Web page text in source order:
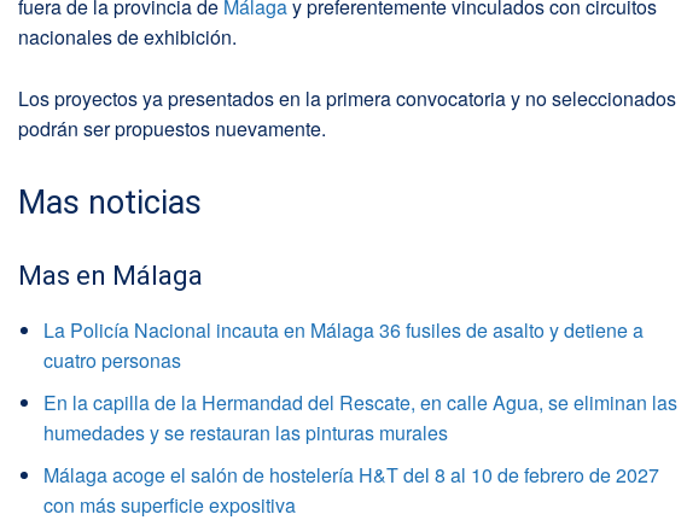
fuera de la provincia de Málagay preferentemente vinculados con circuitos
nacionales de exhibición.
Los proyectos ya presentados en la primera convocatoria y no seleccionados
podrán ser propuestos nuevamente.
Mas noticias
Mas en Málaga
La Policía Nacional incauta en Málaga 36 fusiles de asalto y detiene a
cuatro personas
En la capilla de la Hermandad del Rescate, en calle Agua, se eliminan las
humedades y se restauran las pinturas murales
Málaga acoge el salón de hostelería H&T del 8 al 10 de febrero de 2027
con más superficie expositiva